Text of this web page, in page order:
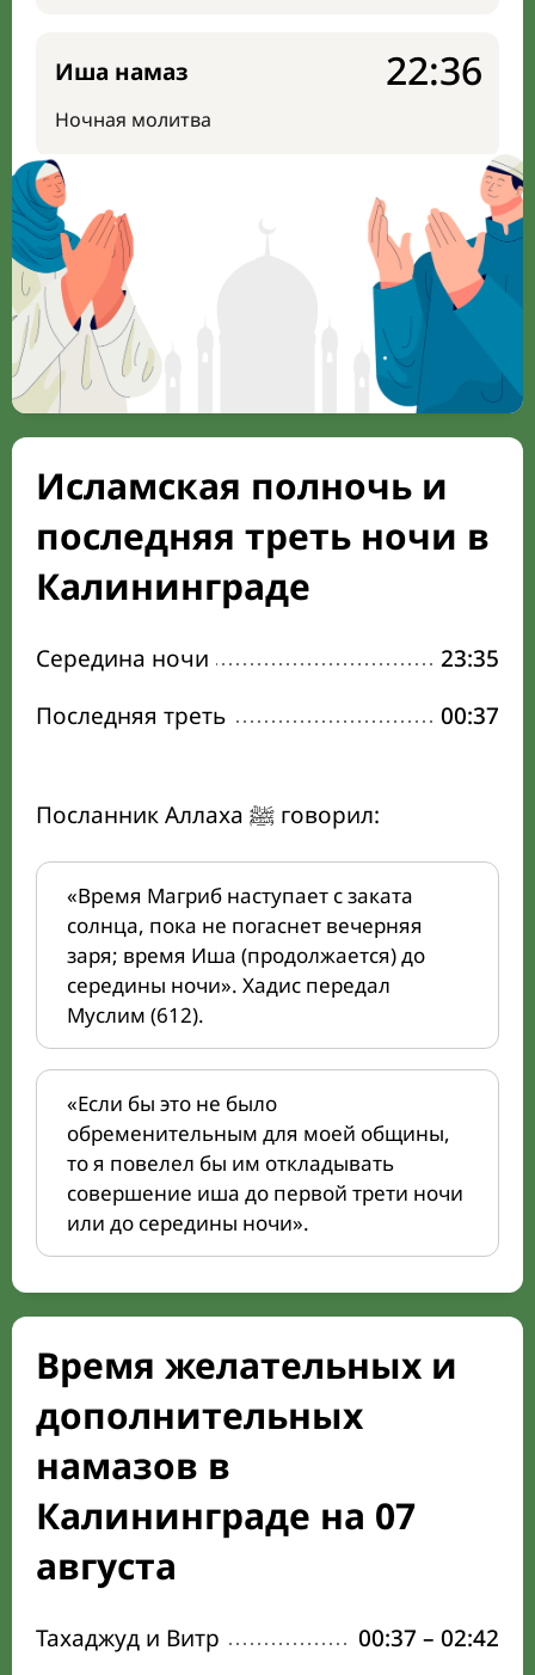
Иша намаз
Ночная молитва
22:36
Исламская полночь и
последняя треть ночи в
Калининграде
Середина ночи
23:35
Последняя треть
00:37
Посланник Аллаха ﷺ говорил:
«Время Магриб наступает с заката
солнца, пока не погаснет вечерняя
заря; время Иша (продолжается) до
середины ночи». Хадис передал
Муслим (612).
«Если бы это не было
обременительным для моей общины,
то я повелел бы им откладывать
совершение иша до первой трети ночи
или до середины ночи».
Время желательных и
дополнительных
намазов в
Калининграде на 07
августа
Тахаджуд и Витр 00:37 – 02:42